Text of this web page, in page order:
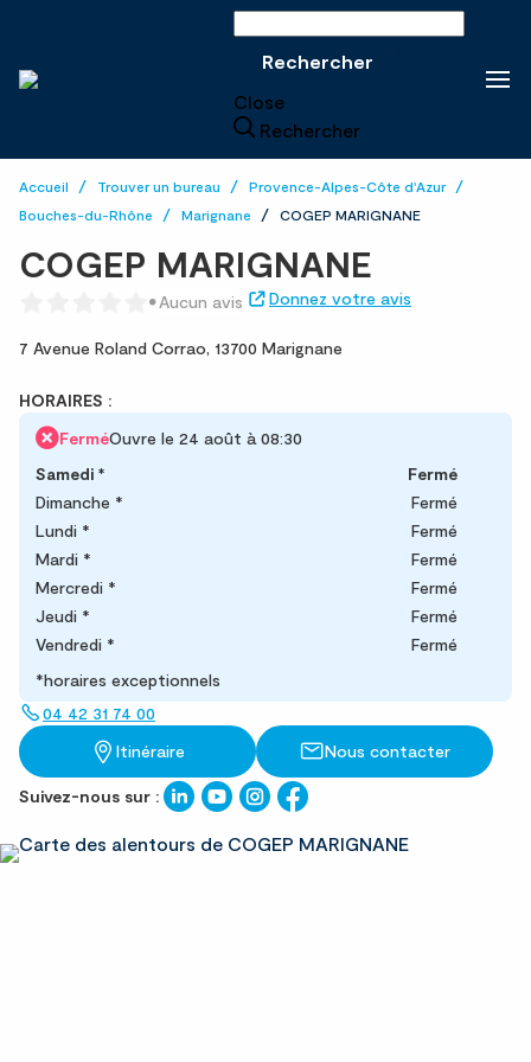
Rechercher
Close
Rechercher
Accueil Trouver un bureau
Provence-Alpes-Côte d'Azur
Bouches-du-Rhône
Marignane COGEP MARIGNANE
COGEP MARIGNANE
Aucun avis Donnez votre avis
7 Avenue Roland Corrao, 13700 Marignane
HORAIRES :
FerméOuvre le 24 août à 08:30
Samedi *
Fermé
Dimanche *
Fermé
Lundi *
Fermé
Mardi *
Fermé
Mercredi *
Fermé
Jeudi *
Fermé
Vendredi *
Fermé
*horaires exceptionnels
04 42 31 74 00
Itinéraire
Nous contacter
Suivez-nous sur :